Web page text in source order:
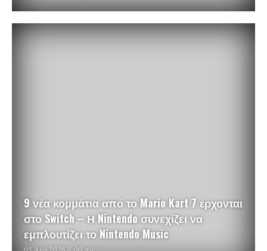
9 νέα κομμάτια από το Mario Kart 7 έρχονται
στο Switch – Η Nintendo συνεχίζει να
εμπλουτίζει το Nintendo Music